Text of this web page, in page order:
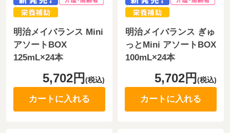
明治メイバランス Mini
アソートBOX
125mL×24本
5,702円(税込)
カートに入れる
明治メイバランス ぎゅ
っとMini アソートBOX
100mL×24本
5,702円 (税込)
カートに入れる